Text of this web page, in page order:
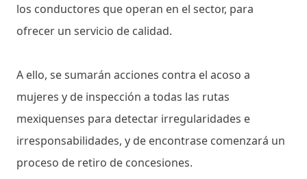
los conductores que operan en el sector, para
ofrecer un servicio de calidad.
A ello, se sumarán acciones contra el acoso a
mujeres y de inspección a todas las rutas
mexiquenses para detectar irregularidades e
irresponsabilidades, y de encontrase comenzará un
proceso de retiro de concesiones.